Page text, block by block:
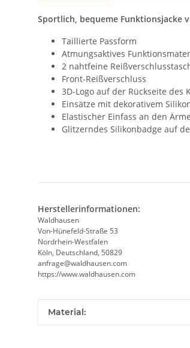
Sportlich, bequeme Funktionsjacke
Taillierte Passform
Atmungsaktives
2 nahtfeine
Front-Reißverschluss
3D-Logo auf der Rückseite des
Einsätze mit dekorativem
Elastischer Einfass an den
Glitzerndes Silikonbadge auf
Herstellerinformationen:
Waldhausen
Von-Hünefeld-Straße 53
Nordrhein-Westfalen
Köln, Deutschland, 50829
anfrage@waldhausen.com
https://www.waldhausen.com
Produkteigenschaft
Wert
Material: